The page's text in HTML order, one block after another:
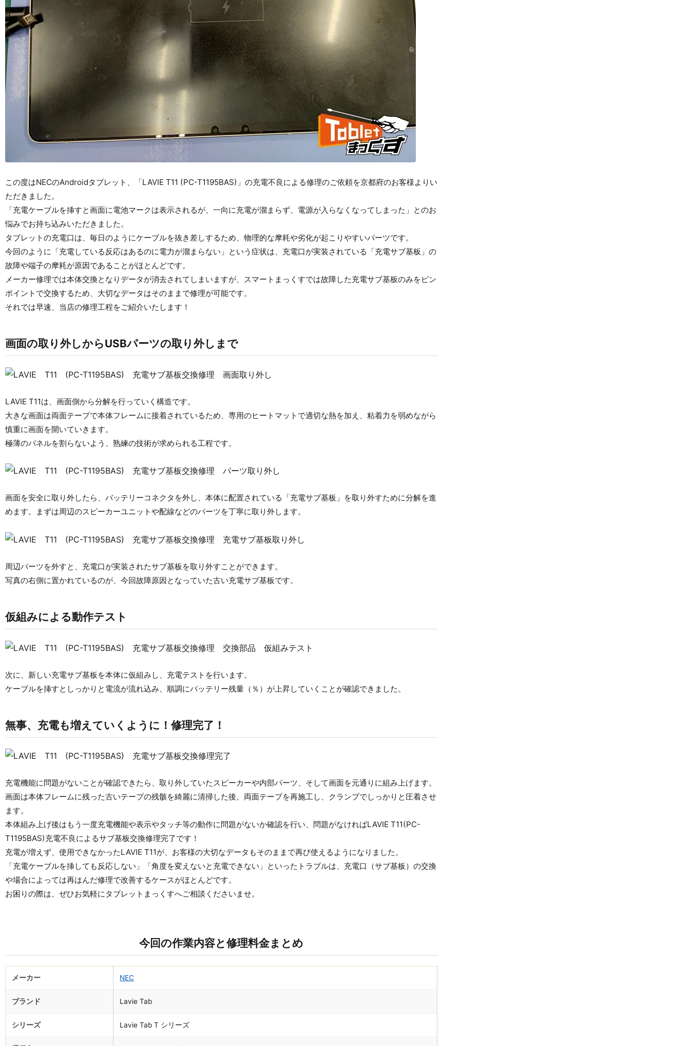
この度はNECのAndroidタブレット、「LAVIE T11 (PC-T1195BAS)」の充電不良による修理のご依頼を京都府のお客様よりい
ただきました。
「充電ケーブルを挿すと画面に電池マークは表示されるが、一向に充電が溜まらず、電源が入らなくなってしまった」とのお
悩みでお持ち込みいただきました。
タブレットの充電口は、毎日のようにケーブルを抜き差しするため、物理的な摩耗や劣化が起こりやすいパーツです。
今回のように「充電している反応はあるのに電力が溜まらない」という症状は、充電口が実装されている「充電サブ基板」の
故障や端子の摩耗が原因であることがほとんどです。
メーカー修理では本体交換となりデータが消去されてしまいますが、スマートまっくすでは故障した充電サブ基板のみをピン
ポイントで交換するため、大切なデータはそのままで修理が可能です。
それでは早速、当店の修理工程をご紹介いたします！
画面の取り外しからUSBパーツの取り外しまで
LAVIE T11は、画面側から分解を行っていく構造です。
大きな画面は両面テープで本体フレームに接着されているため、専用のヒートマットで適切な熱を加え、粘着力を弱めながら
慎重に画面を開いていきます。
極薄のパネルを割らないよう、熟練の技術が求められる工程です。
画面を安全に取り外したら、バッテリーコネクタを外し、本体に配置されている「充電サブ基板」を取り外すために分解を進
めます。まずは周辺のスピーカーユニットや配線などのパーツを丁寧に取り外します。
周辺パーツを外すと、充電口が実装されたサブ基板を取り外すことができます。
写真の右側に置かれているのが、今回故障原因となっていた古い充電サブ基板です。
仮組みによる動作テスト
次に、新しい充電サブ基板を本体に仮組みし、充電テストを行います。
ケーブルを挿すとしっかりと電流が流れ込み、順調にバッテリー残量（％）が上昇していくことが確認できました。
無事、充電も増えていくように！修理完了！
充電機能に問題がないことが確認できたら、取り外していたスピーカーや内部パーツ、そして画面を元通りに組み上げます。
画面は本体フレームに残った古いテープの残骸を綺麗に清掃した後、両面テープを再施工し、クランプでしっかりと圧着させ
ます。
本体組み上げ後はもう一度充電機能や表示やタッチ等の動作に問題がないか確認を行い、問題がなければLAVIE T11(PC-
T1195BAS)充電不良によるサブ基板交換修理完了です！
充電が増えず、使用できなかったLAVIE T11が、お客様の大切なデータもそのままで再び使えるようになりました。
「充電ケーブルを挿しても反応しない」「角度を変えないと充電できない」といったトラブルは、充電口（サブ基板）の交換
や場合によっては再はんだ修理で改善するケースがほとんどです。
お困りの際は、ぜひお気軽にタブレットまっくすへご相談くださいませ。
今回の作業内容と修理料金まとめ
メーカー NEC
ブランド Lavie Tab
シリーズ Lavie Tab T シリーズ